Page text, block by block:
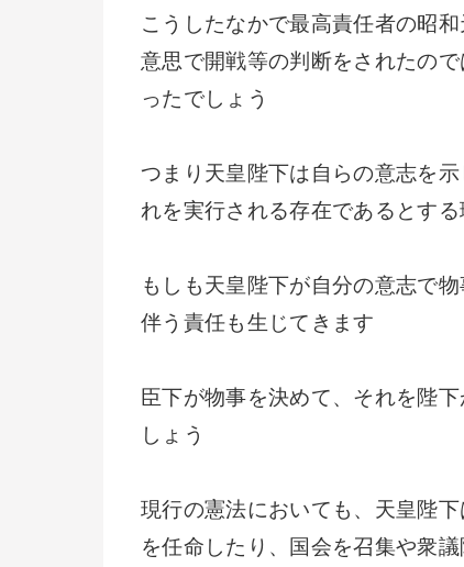
こうしたなかで最高責任者の昭
意思で開戦等の判断をされたの
ったでしょう
つまり天皇陛下は自らの意志を
れを実行される存在であるとす
もしも天皇陛下が自分の意志で
伴う責任も生じてきます
臣下が物事を決めて、それを陛
しょう
現行の憲法においても、天皇陛
を任命したり、国会を召集や衆